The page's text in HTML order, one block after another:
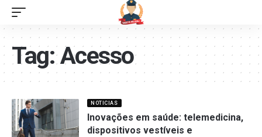
Tag:Acesso
NOTICIAS
Inovações em saúde: telemedicina,
dispositivos vestíveis e